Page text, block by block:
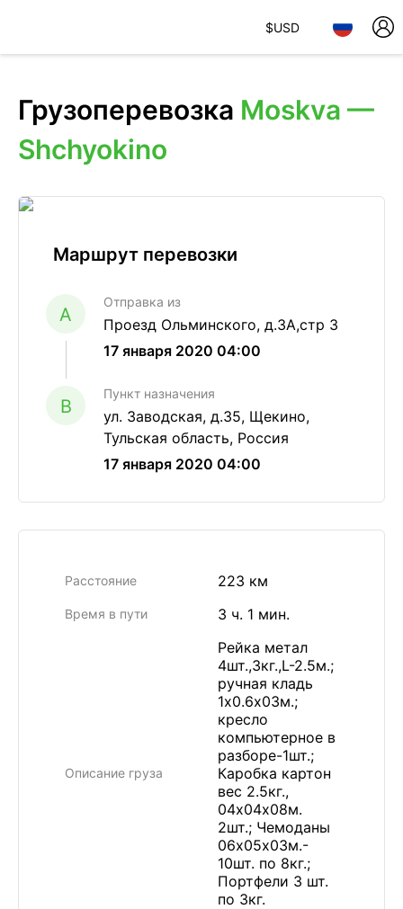
$USD
Грузоперевозка Moskva —
Shchyokino
Маршрут перевозки
A
Отправка из
Проезд Ольминского, д.3А,стр 3
17 января 2020 04:00
B
Пункт назначения
ул. Заводская, д.35, Щекино,
Тульская область, Россия
17 января 2020 04:00
Расстояние 223 км
Время в пути 3 ч. 1 мин.
Описание груза
Рейка метал
4шт.,3кг.,L-2.5м.;
ручная кладь
1х0.6х03м.;
кресло
компьютерное в
разборе-1шт.;
Каробка картон
вес 2.5кг.,
04х04х08м.
2шт.; Чемоданы
06х05х03м.-
10шт. по 8кг.;
Портфели 3 шт.
по 3кг.